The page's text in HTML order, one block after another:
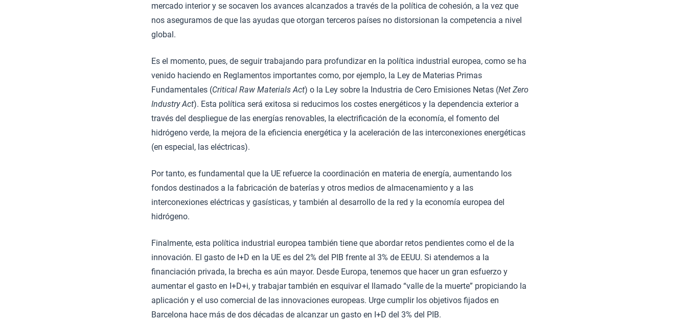
mercado interior y se socaven los avances alcanzados a través de la política de cohesión, a la vez que
nos aseguramos de que las ayudas que otorgan terceros países no distorsionan la competencia a nivel
global.
Es el momento, pues, de seguir trabajando para profundizar en la política industrial europea, como se ha
venido haciendo en Reglamentos importantes como, por ejemplo, la Ley de Materias Primas
Fundamentales (Critical Raw Materials Act) o la Ley sobre la Industria de Cero Emisiones Netas (Net Zero
Industry Act). Esta política será exitosa si reducimos los costes energéticos y la dependencia exterior a
través del despliegue de las energías renovables, la electrificación de la economía, el fomento del
hidrógeno verde, la mejora de la eficiencia energética y la aceleración de las interconexiones energéticas
(en especial, las eléctricas).
Por tanto, es fundamental que la UE refuerce la coordinación en materia de energía, aumentando los
fondos destinados a la fabricación de baterías y otros medios de almacenamiento y a las
interconexiones eléctricas y gasísticas, y también al desarrollo de la red y la economía europea del
hidrógeno.
Finalmente, esta política industrial europea también tiene que abordar retos pendientes como el de la
innovación. El gasto de I+D en la UE es del 2% del PIB frente al 3% de EEUU. Si atendemos a la
financiación privada, la brecha es aún mayor. Desde Europa, tenemos que hacer un gran esfuerzo y
aumentar el gasto en I+D+i, y trabajar también en esquivar el llamado “valle de la muerte” propiciando la
aplicación y el uso comercial de las innovaciones europeas. Urge cumplir los objetivos fijados en
Barcelona hace más de dos décadas de alcanzar un gasto en I+D del 3% del PIB.